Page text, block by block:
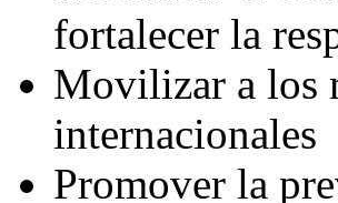
fortalecer la
Movilizar a los
internacionales
Promover la